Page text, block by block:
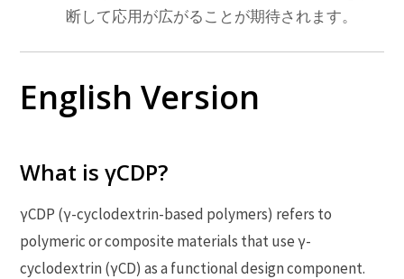
断して応用が広がることが期待されます。
English Version
What is γCDP?
γCDP (γ-cyclodextrin-based polymers) refers to
polymeric or composite materials that use γ-
cyclodextrin (γCD) as a functional design component.